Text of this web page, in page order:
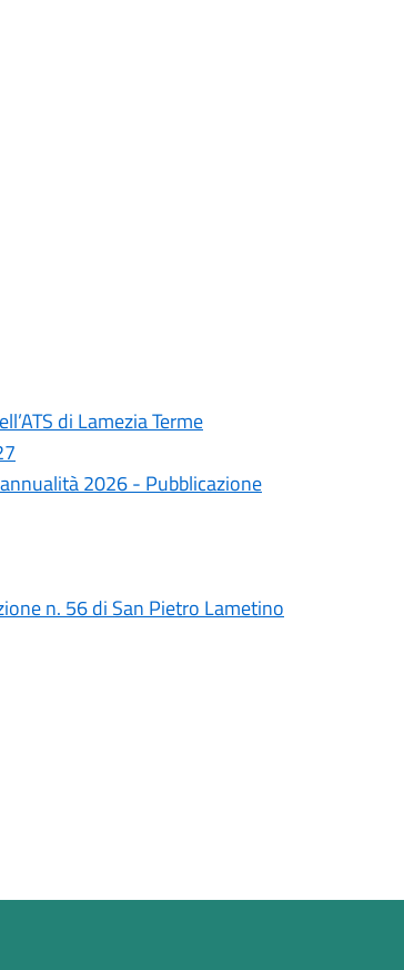
di Lamezia Terme
2026 - Pubblicazione
n. 56 di San Pietro Lametino